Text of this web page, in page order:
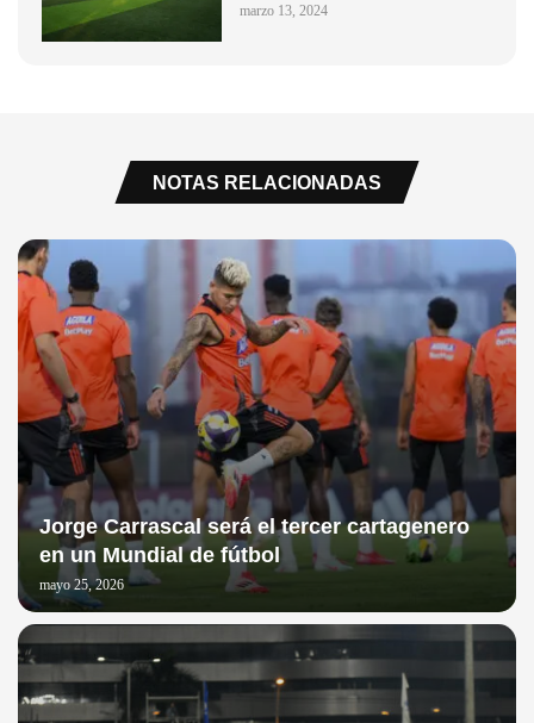
marzo 13, 2024
NOTAS RELACIONADAS
Jorge Carrascal será el tercer cartagenero
en un Mundial de fútbol
mayo 25, 2026